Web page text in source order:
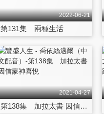
2022-06-21
第131集 兩種生活
2021-04-27
第138集 加拉太書 因信蒙神喜悅